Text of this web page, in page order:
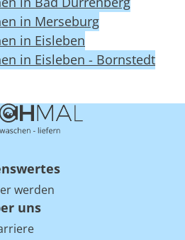
in Merseburg
in Eisleben
in Eisleben - Bornstedt
werden
uns